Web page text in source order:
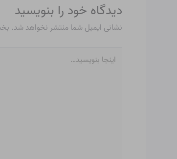
دیدگاه‌ خود را بنویسید
نشانی ایمیل شما منتشر نخواهد شد.
اینجا
بنویسید…